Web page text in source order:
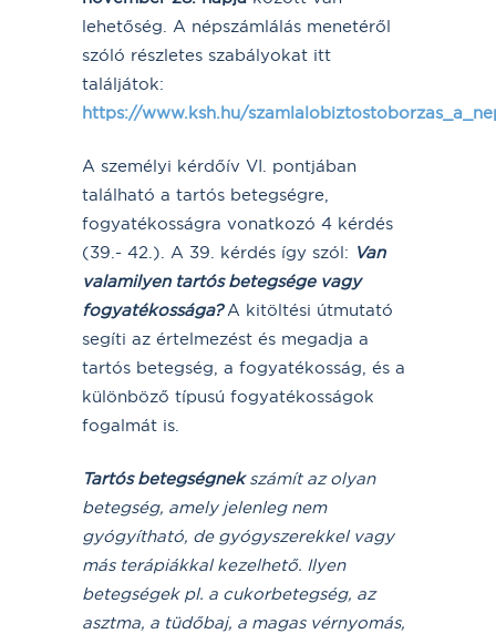
lehetőség. A népszámlálás menetéről
szóló részletes szabályokat itt
találjátok:
https://www.ksh.hu/
A személyi kérdőív VI. pontjában
található a tartós betegségre,
fogyatékosságra vonatkozó 4 kérdés
(39.- 42.). A 39. kérdés így szól: Van
valamilyen tartós betegsége vagy
fogyatékossága?A kitöltési útmutató
segíti az értelmezést és megadja a
tartós betegség, a fogyatékosság, és a
különböző típusú fogyatékosságok
fogalmát is.
Tartós betegségnekszámít az olyan
betegség, amely jelenleg nem
gyógyítható, de gyógyszerekkel vagy
más terapiákkal kezelheto. Ilyen
betegségek pl. a cukorbetegség, az
asztma, a tudobaj, a magas vérnyomás,